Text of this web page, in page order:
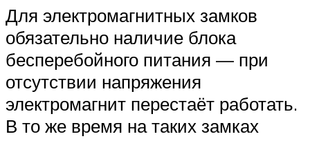
Для электромагнитных замков
обязательно наличие блока
бесперебойного питания — при
отсутствии напряжения
электромагнит перестаёт работать.
В то же время на таких замках